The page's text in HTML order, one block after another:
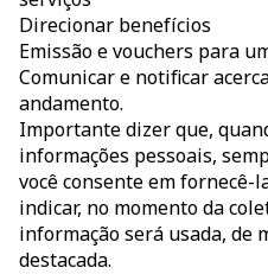
Direcionar benefícios
Emissão e vouchers para
Comunicar e notificar
andamento.
Importante dizer que,
informações pessoais,
você consente em fornecê-
indicar, no momento da
informação será usada, de
destacada.